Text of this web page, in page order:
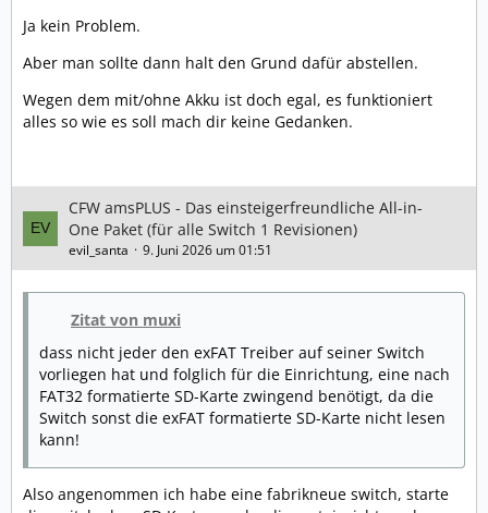
Ja kein Problem.
Aber man sollte dann halt den Grund dafür abstellen.
Wegen dem mit/ohne Akku ist doch egal, es funktioniert
alles so wie es soll mach dir keine Gedanken.
CFW amsPLUS - Das einsteigerfreundliche All-in-
One Paket (für alle Switch 1 Revisionen)
evil_santa 9. Juni 2026 um 01:51
Zitat von muxi
dass nicht jeder den exFAT Treiber auf seiner Switch
vorliegen hat und folglich für die Einrichtung, eine nach
FAT32 formatierte SD-Karte zwingend benötigt, da die
Switch sonst die exFAT formatierte SD-Karte nicht lesen
kann!
Also angenommen ich habe eine fabrikneue switch, starte